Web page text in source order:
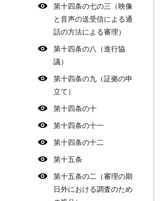
第十四条の七の三（映像
と音声の送受信による通
話の方法による審理）
第十四条の八（進行協
議）
第十四条の九（証拠の申
立て）
第十四条の十
第十四条の十一
第十四条の十二
第十五条
第十五条の二（審理の期
日外における調査のため